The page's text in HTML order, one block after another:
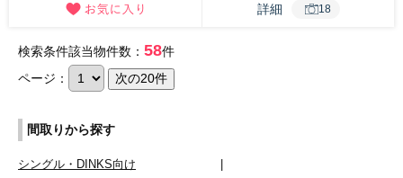
詳細 18
検索条件該当物件数： 58件
ページ：
間取りから探す
シングル・DINKS向け